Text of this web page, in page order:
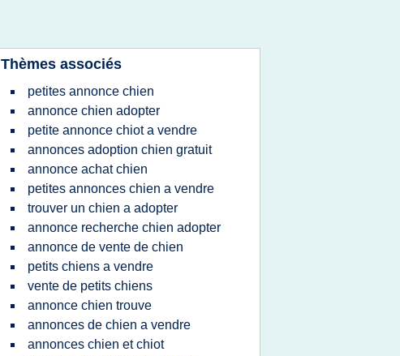
Thèmes associés
petites annonce chien
annonce chien adopter
petite annonce chiot a vendre
annonces adoption chien gratuit
annonce achat chien
petites annonces chien a vendre
trouver un chien a adopter
annonce recherche chien adopter
annonce de vente de chien
petits chiens a vendre
vente de petits chiens
annonce chien trouve
annonces de chien a vendre
annonces chien et chiot